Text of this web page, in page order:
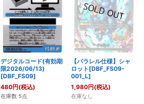
絞り込む
デジタルコード(有効期
限2026/06/13)
[DBF_FS09]
480円(税込)
在庫数 5点
【パラレル仕様】シャ
ロット[DBF_FS09-
001_L]
1,980円(税込)
在庫なし